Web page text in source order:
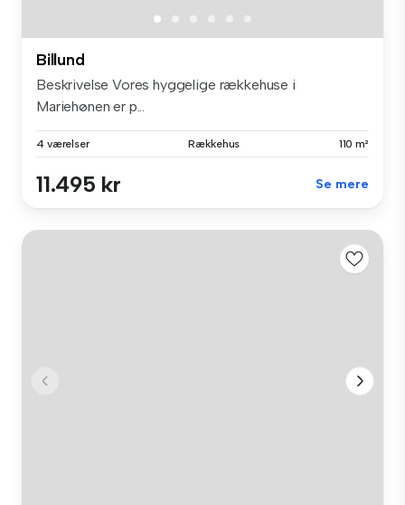
Billund
Beskrivelse Vores hyggelige rækkehuse i
Mariehønen er p...
4 værelser Rækkehus 110 m²
11.495 kr Se mere